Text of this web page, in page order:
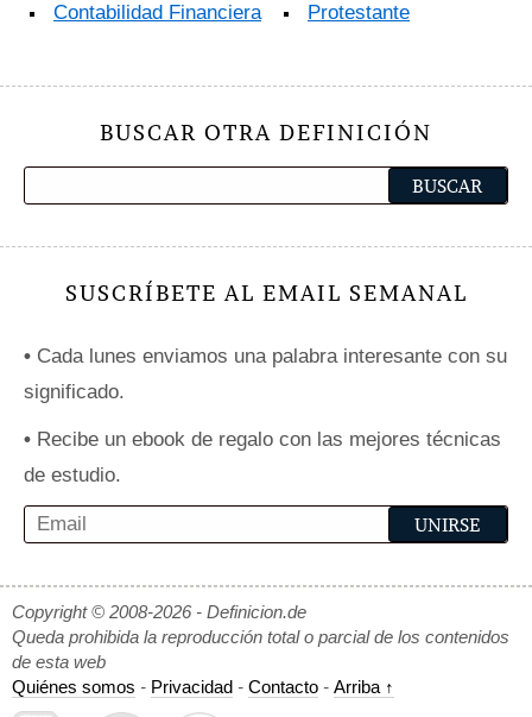
Contabilidad Financiera Protestante
BUSCAR OTRA DEFINICIÓN
SUSCRÍBETE AL EMAIL SEMANAL
• Cada lunes enviamos una palabra interesante con su
significado.
• Recibe un ebook de regalo con las mejores técnicas
de estudio.
Copyright © 2008-2026 - Definicion.de
Queda prohibida la reproducción total o parcial de los contenidos
de esta web
Quiénes somos - Privacidad - Contacto - Arriba ↑